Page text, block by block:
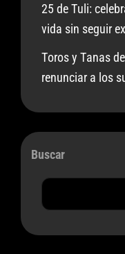
25 de Tuli:
vida sin seguir
Toros y Tanas
renunciar a los
Buscar